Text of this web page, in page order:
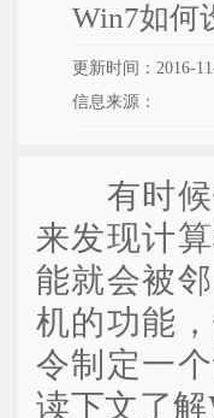
Win7如何
更新时间：2016-
信息来源：
有时候
来发现计
能就会被
机的功能
令制定一
读下文了解